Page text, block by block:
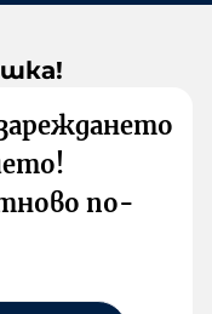
по-